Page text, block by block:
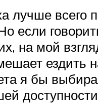
лучше всего
если
на мой
ездить
я бы